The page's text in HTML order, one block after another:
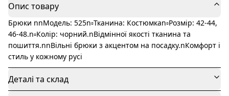
Опис товару
Брюки nnМодель: 525n▫️Тканина: Костюмкаn▫️Розмір: 42-44,
46-48.n▫️Колір: чорний.nВідмінної якості тканина та
пошиття.nnВільні брюки з акцентом на посадку.nКомфорт і
стиль у кожному русі ️
Деталі та склад